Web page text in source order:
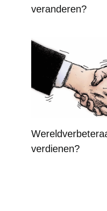
veranderen?
verdienen?